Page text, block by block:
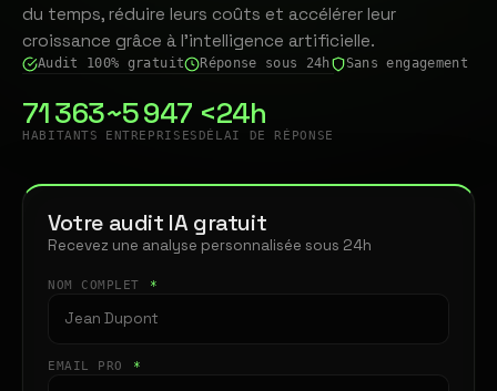
du temps, réduire leurs coûts et accélérer leur
croissance grâce à l'intelligence artificielle.
Audit 100% gratuit Réponse sous 24h Sans engagement
71 363
HABITANTS
~5 947
ENTREPRISES
<24h
DÉLAI DE RÉPONSE
Votre audit IA gratuit
Recevez une analyse personnalisée sous 24h
NOM COMPLET *
EMAIL PRO *